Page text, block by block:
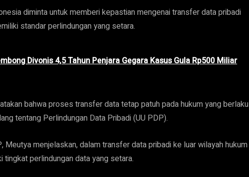
diminta untuk memberi kepastian mengenai transfer data pribadi
standar perlindungan yang setara.
Divonis 4,5 Tahun Penjara Gegara Kasus Gula Rp500 Miliar
bahwa proses transfer data tetap patuh pada hukum yang berlaku
tentang Perlindungan Data Pribadi (UU PDP).
Meutya menjelaskan, dalam transfer data pribadi ke luar wilayah hukum
tingkat perlindungan data yang setara.